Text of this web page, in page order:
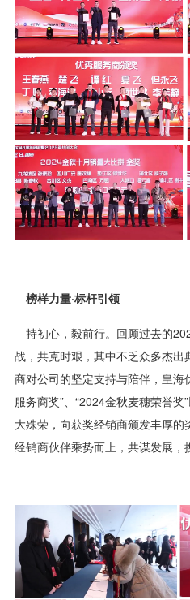
榜样力量·标杆引领
持初心，毅前行。回顾过去的
战，共克时艰，其中不乏众多杰
商对公司的坚定支持与陪伴，皇海
服务商奖”、“2024金秋麦穗荣誉奖
大殊荣，向获奖经销商颁发丰厚
经销商伙伴乘势而上，共谋发展，